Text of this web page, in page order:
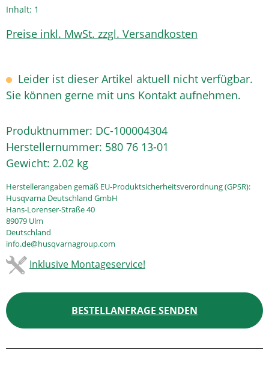
Inhalt: 1
Preise inkl. MwSt. zzgl. Versandkosten
Leider ist dieser Artikel aktuell nicht verfügbar.
Sie können gerne mit uns Kontakt aufnehmen.
Produktnummer: DC-100004304
Herstellernummer: 580 76 13-01
Gewicht: 2.02 kg
Herstellerangaben gemäß EU-Produktsicherheitsverordnung (GPSR):
Husqvarna Deutschland GmbH
Hans-Lorenser-Straße 40
89079 Ulm
Deutschland
info.de@husqvarnagroup.com
Inklusive Montageservice!
BESTELLANFRAGE SENDEN